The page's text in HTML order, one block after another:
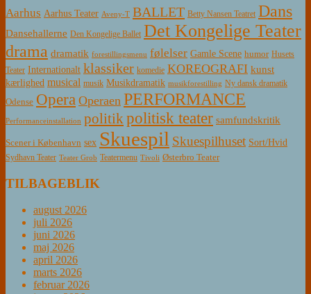
Aarhus Aarhus Teater Aveny-T BALLET Betty Nansen Teatret Dans
Dansehallerne Den Kongelige Ballet Det Kongelige Teater
drama dramatik forestillingsmenu følelser Gamle Scene humor Husets
Teater Internationalt klassiker komedie KOREOGRAFI kunst
kærlighed musical musik Musikdramatik musikforestilling Ny dansk dramatik
Odense Opera Operaen PERFORMANCE
Performanceinstallation politikpolitisk teater samfundskritik
Scener i København sex Skuespil Skuespilhuset Sort/Hvid
Sydhavn Teater Teater Grob Teatermenu Tivoli Østerbro Teater
TILBAGEBLIK
august 2026
juli 2026
juni 2026
maj 2026
april 2026
marts 2026
februar 2026